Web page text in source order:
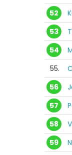
52
53
54
55.
56
57
58
59